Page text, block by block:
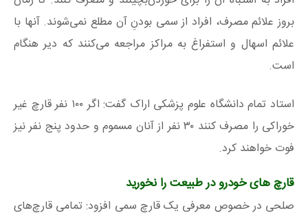
بروز علائم مصرف، افراد از سمی بودنِ آن مطلع نمی‌شوند. آنها با
علائم اسهال و استفراغ به مراکز مراجعه می‌کنند که دیر هنگام
است.
استاد تمام دانشگاه علوم پزشکی اراک گفت: اگر ۱۰۰ نفر قارچ غیر
خوراکی را مصرف کنند ۳۰ نفر از آنان مسموم و حدود پنج نفر نیز
فوت خواهند کرد.
قارچ های خودرو در طبیعت را نخورید
صلحی در خصوص معرفی یک قارچ سمی افزود: تمامی قارچ‌های